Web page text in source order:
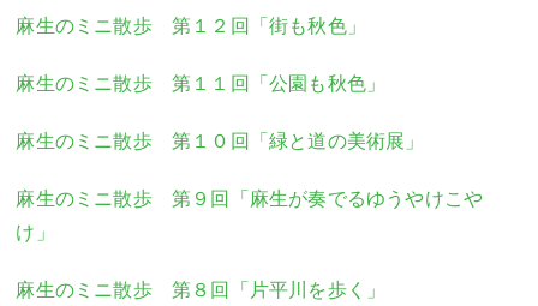
麻生のミニ散歩 第１２回「街も秋色」
麻生のミニ散歩 第１１回「公園も秋色」
麻生のミニ散歩 第１０回「緑と道の美術展」
麻生のミニ散歩 第９回「麻生が奏でるゆうやけこや
け」
麻生のミニ散歩 第８回「片平川を歩く」